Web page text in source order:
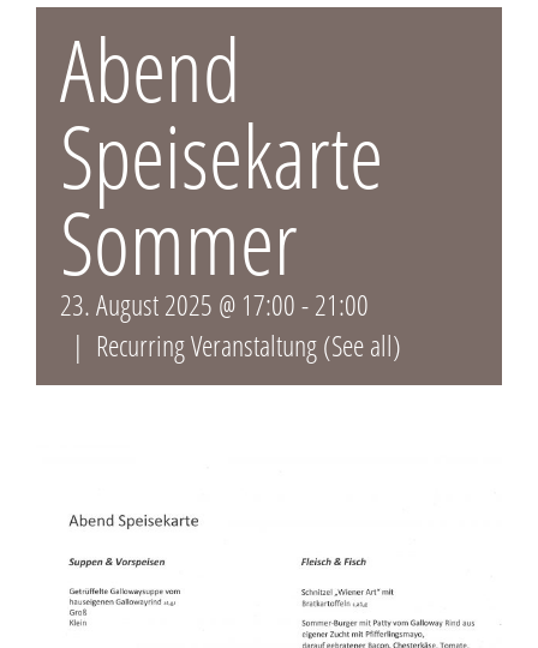
Abend
Speisekarte
Sommer
23. August 2025 @ 17:00-21:00
| Recurring Veranstaltung(See all)